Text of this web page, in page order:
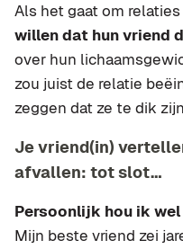
Als het gaat om relaties
willen dat hun vriend
over hun
zou juist de relatie
zeggen dat ze te dik
Je vriend(in)
afvallen: tot slot…
Persoonlijk hou ik
Mijn beste vriend zei